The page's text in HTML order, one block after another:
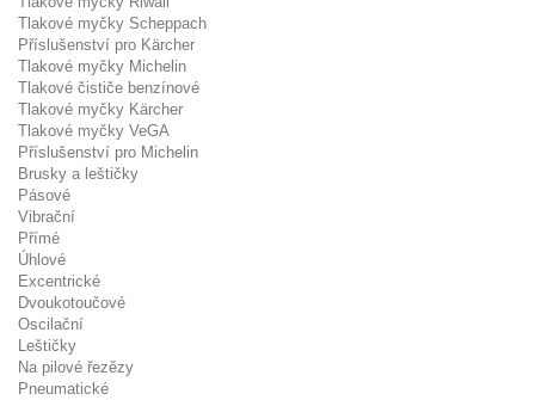
Tlakové myčky Scheppach
Příslušenství pro Kärcher
Tlakové myčky Michelin
Tlakové čističe benzínové
Tlakové myčky Kärcher
Tlakové myčky VeGA
Příslušenství pro Michelin
Brusky a leštičky
Pásové
Vibrační
Přímé
Úhlové
Excentrické
Dvoukotoučové
Oscilační
Leštičky
Na pilové řezězy
Pneumatické